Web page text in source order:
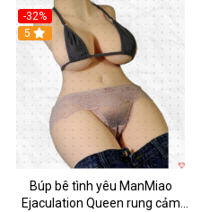
-32%
5
Búp bê tình yêu ManMiao
Ejaculation Queen rung cảm